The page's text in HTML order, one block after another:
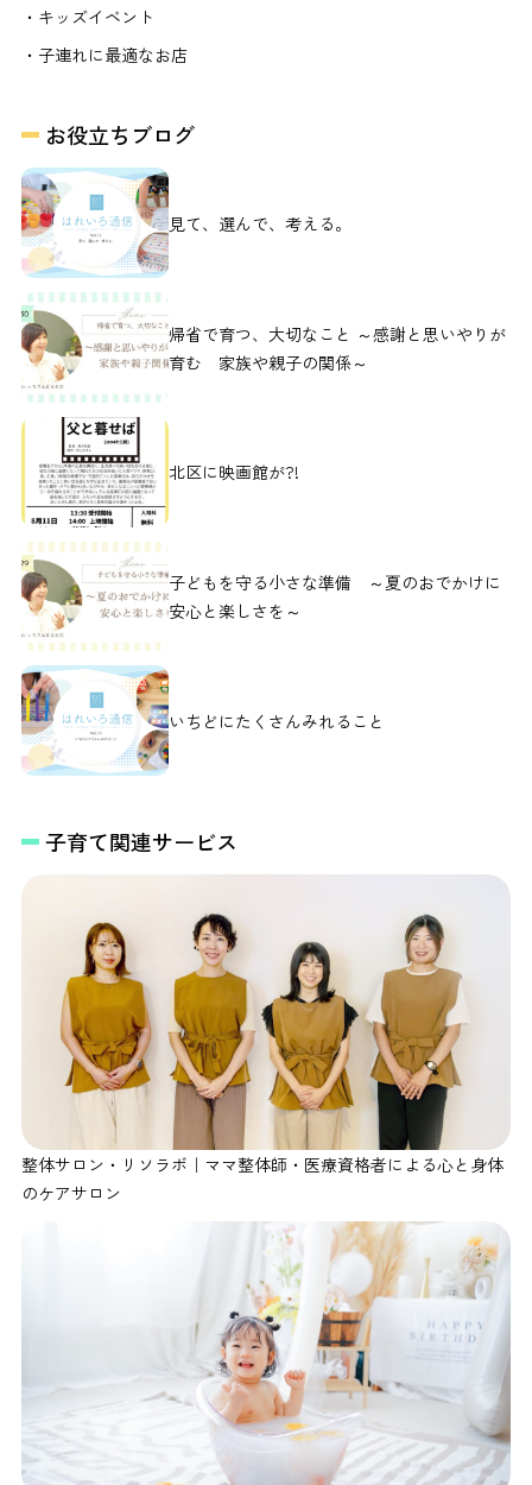
・キッズイベント
・子連れに最適なお店
お役立ちブログ
見て、選んで、考える。
帰省で育つ、大切なこと ～感謝と思いやりが
育む 家族や親子の関係～
北区に映画館が?!
子どもを守る小さな準備 ～夏のおでかけに
安心と楽しさを～
いちどにたくさんみれること
子育て関連サービス
整体サロン・リソラボ｜ママ整体師・医療資格者による心と身体
のケアサロン